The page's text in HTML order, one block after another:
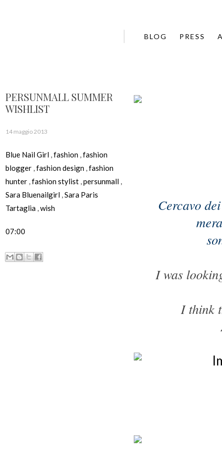
BLOG PRESS
PERSUNMALL SUMMER
WISHLIST
14 maggio 2013
Blue Nail Girl ,fashion ,fashion
blogger ,fashion design ,fashion
hunter ,fashion stylist ,persunmall ,
Sara Bluenailgirl ,Sara Paris
Tartaglia ,wish
07:00
Cercavo
I was
I think